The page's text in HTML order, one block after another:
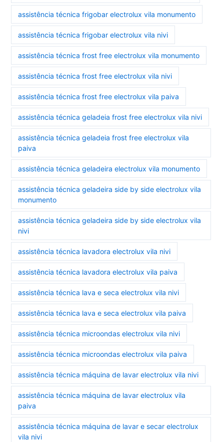
assistência técnica frigobar electrolux vila monumento
assistência técnica frigobar electrolux vila nivi
assistência técnica frost free electrolux vila monumento
assistência técnica frost free electrolux vila nivi
assistência técnica frost free electrolux vila paiva
assistência técnica geladeia frost free electrolux vila nivi
assistência técnica geladeia frost free electrolux vila
paiva
assistência técnica geladeira electrolux vila monumento
assistência técnica geladeira side by side electrolux vila
monumento
assistência técnica geladeira side by side electrolux vila
nivi
assistência técnica lavadora electrolux vila nivi
assistência técnica lavadora electrolux vila paiva
assistência técnica lava e seca electrolux vila nivi
assistência técnica lava e seca electrolux vila paiva
assistência técnica microondas electrolux vila nivi
assistência técnica microondas electrolux vila paiva
assistência técnica máquina de lavar electrolux vila nivi
assistência técnica máquina de lavar electrolux vila
paiva
assistência técnica máquina de lavar e secar electrolux
vila nivi